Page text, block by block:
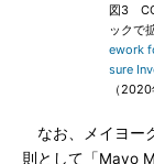
図3
ックで
ework
sure
（2020
なお、メイヨー
則として「Mayo